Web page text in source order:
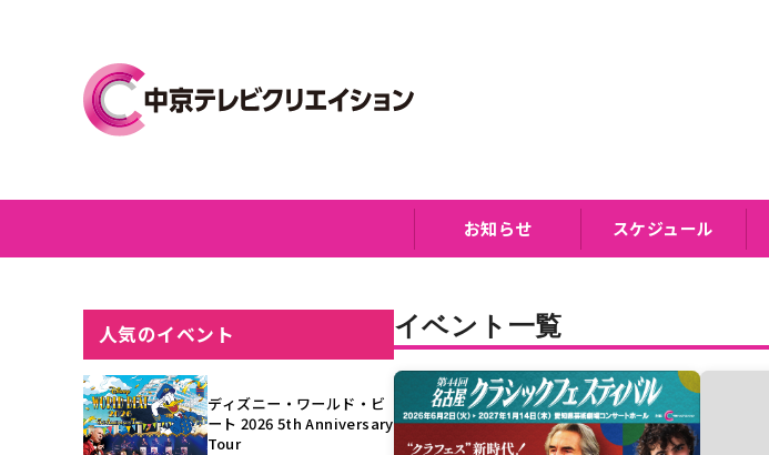
お知らせ スケジュール
人気のイベント
ディズニー・ワールド・ビ
ート 2026 5th Anniversary
Tour
イベント一覧